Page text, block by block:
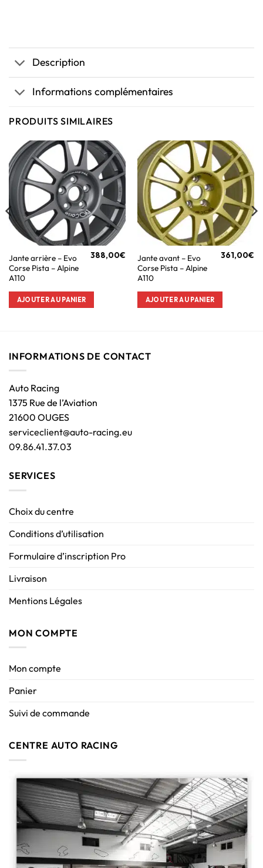
Description
Informations complémentaires
PRODUITS SIMILAIRES
Jante arrière – Evo
Corse Pista – Alpine
A110
388,00€
AJOUTER AU PANIER
Jante avant – Evo
Corse Pista – Alpine
A110
361,00€
AJOUTER AU PANIER
INFORMATIONS DE CONTACT
Auto Racing
1375 Rue de l’Aviation
21600 OUGES
serviceclient@auto-racing.eu
09.86.41.37.03
SERVICES
Choix du centre
Conditions d’utilisation
Formulaire d’inscription Pro
Livraison
Mentions Légales
MON COMPTE
Mon compte
Panier
Suivi de commande
CENTRE AUTO RACING